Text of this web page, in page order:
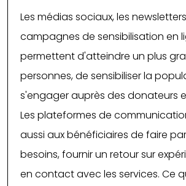
Les médias sociaux, les
campagnes de sensibilisation en
permettent d'atteindre un plus
personnes, de sensibiliser la
s'engager auprès des donateurs
Les plateformes de
aussi aux bénéficiaires de faire
besoins, fournir un retour sur
en contact avec les services. Ce